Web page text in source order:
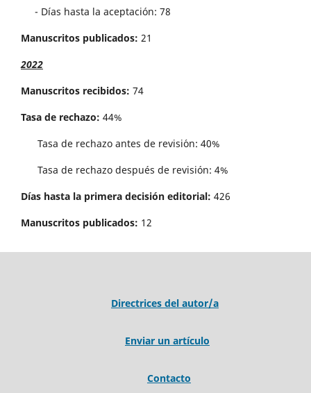
- Días hasta la aceptación: 78
Manuscritos publicados: 21
2022
Manuscritos recibidos: 74
Tasa de rechazo: 44%
Tasa de rechazo antes de revisi´on: 40%
Tasa de rechazo después de revisión: 4%
Días hasta la primera decisión editorial: 426
Manuscritos publicados: 12
Directrices del autor/a
Enviar un artículo
Contacto